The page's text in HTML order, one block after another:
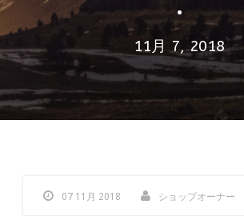
•
11月 7, 2018
07 11月 2018 ショップオーナー